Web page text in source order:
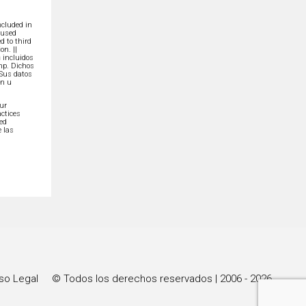
in
to third
||
incluidos
Dichos
datos
u
las
Legal © Todos los derechos reservados | 2006 - 2026